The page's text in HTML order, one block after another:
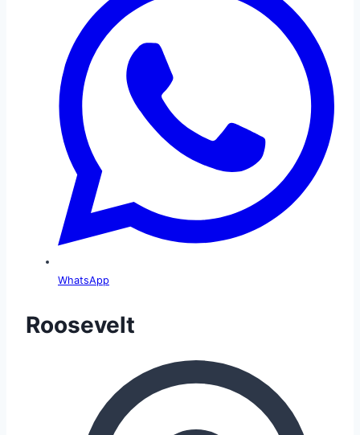
WhatsApp
Roosevelt